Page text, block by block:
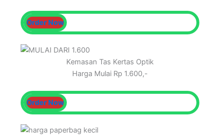
Order Now
Kemasan Tas Kertas Optik
Harga Mulai Rp 1.600,-
Order Now